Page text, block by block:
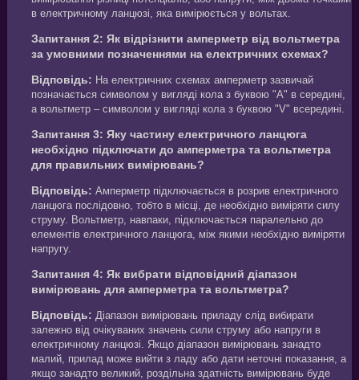
в електричному ланцюзі, яка вимірюється у вольтах.
Запитання 2: Як відрізнити амперметр від вольтметра
за умовними позначеннями на електричних схемах?
Відповідь: На електричних схемах амперметр зазвичай
позначається символом у вигляді кола з буквою "A" в середині,
а вольтметр – символом у вигляді кола з буквою "V" всередині.
Запитання 3: Яку частину електричного ланцюга
необхідно підключати до амперметра та вольтметра
для правильних вимірювань?
Відповідь: Амперметр підключається в розрив електричного
ланцюга послідовно, тобто в місці, де необхідно виміряти силу
струму. Вольтметр, навпаки, підключається паралельно до
елементів електричного ланцюга, між якими необхідно виміряти
напругу.
Запитання 4: Як вибрати відповідний діапазон
вимірювань для амперметра та вольтметра?
Відповідь: Діапазон вимірювань приладу слід вибирати
залежно від очікуваних значень сили струму або напруги в
електричному ланцюзі. Якщо діапазон вимірювань занадто
малий, прилад може вийти з ладу або дати неточні показання, а
якщо занадто великий, роздільна здатність вимірювань буде